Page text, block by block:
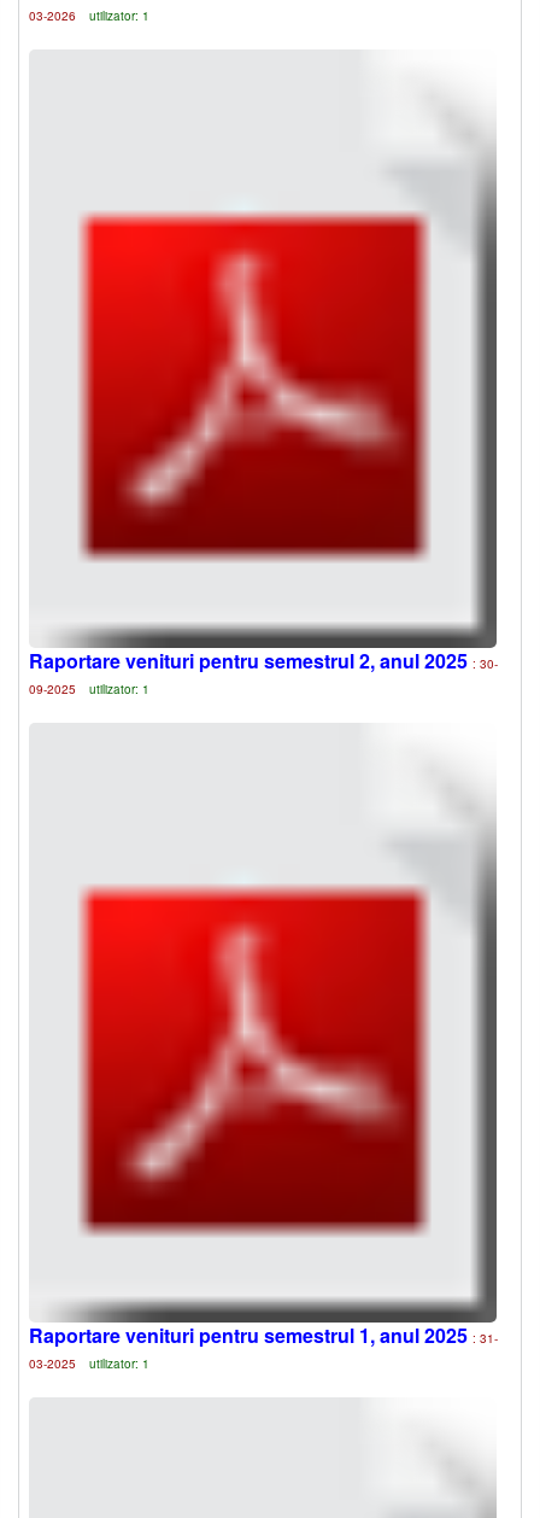
03-2026 utilizator: 1
Raportare venituri pentru semestrul 2, anul 2025 : 30-
09-2025
utilizator: 1
Raportare venituri pentru semestrul 1, anul 2025 : 31-
03-2025
utilizator: 1